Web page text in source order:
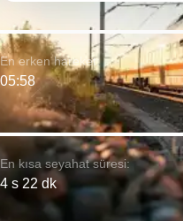
En kısa seyahat süresi:
4 s 22 dk
En erken hareket:
05:58